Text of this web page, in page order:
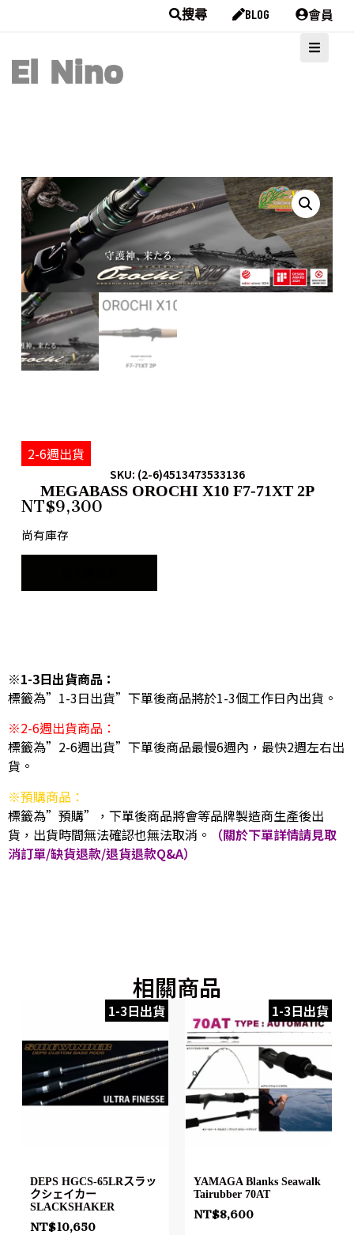
搜尋 BLOG 會員
2-6週出貨
SKU: (2-6)4513473533136
MEGABASS OROCHI X10 F7-71XT 2P
NT$9,300
尚有庫存
※1-3日出貨商品：
標籤為”1-3日出貨”下單後商品將於1-3個工作日內出貨。
※2-6週出貨商品：
標籤為”2-6週出貨”下單後商品最慢6週內，最快2週左右出
貨。
※預購商品：
標籤為”預購”，下單後商品將會等品牌製造商生產後出
貨，出貨時間無法確認也無法取消。
（關於下單詳情請見取
消訂單/缺貨退款/退貨退款Q&A）
相關商品
1-3日出貨
DEPS HGCS-65LRスラッ
クシェイカー
SLACKSHAKER
NT$10,650
1-3日出貨
YAMAGA Blanks Seawalk
Tairubber 70AT
NT$8,600